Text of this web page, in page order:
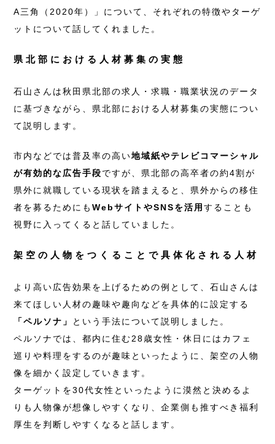
A三角（2020年）」について、それぞれの特徴やターゲ
ットについて話してくれました。
県北部における人材募集の実態
石山さんは秋田県北部の求人・求職・職業状況のデータ
に基づきながら、県北部における人材募集の実態につい
て説明します。
市内などでは普及率の高い地域紙やテレビコマーシャル
が有効的な広告手段ですが、県北部の高卒者の約4割が
県外に就職している現状を踏まえると、県外からの移住
者を募るためにもWebサイトやSNSを活用することも
視野に入ってくると話していました。
架空の人物をつくることで具体化される人材
より高い広告効果を上げるための例として、石山さんは
来てほしい人材の趣味や趣向などを具体的に設定する
「ペルソナ」 という手法について説明しました。
ペルソナでは、都内に住む28歳女性・休日にはカフェ
巡りや料理をするのが趣味といったように、架空の人物
像を細かく設定していきます。
ターゲットを30代女性といったように漠然と決めるよ
りも人物像が想像しやすくなり、企業側も推すべき福利
厚生を判断しやすくなると話します。